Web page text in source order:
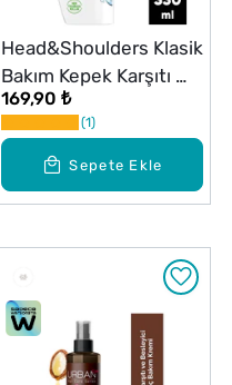
Sepete Ekle
Head&Shoulders Klasik
Bakım Kepek Karşıtı
Günlük Kullanım
Şampuan 330 ml
169,90 ₺
1